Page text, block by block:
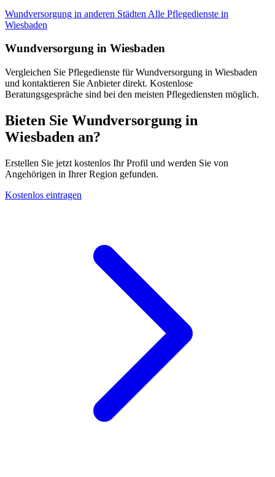
Wundversorgung in anderen Städten Alle Pflegedienste in
Wiesbaden
Wundversorgung in Wiesbaden
Vergleichen Sie Pflegedienste für Wundversorgung in Wiesbaden
und kontaktieren Sie Anbieter direkt. Kostenlose
Beratungsgespräche sind bei den meisten Pflegediensten möglich.
Bieten Sie Wundversorgung in
Wiesbaden an?
Erstellen Sie jetzt kostenlos Ihr Profil und werden Sie von
Angehörigen in Ihrer Region gefunden.
Kostenlos eintragen